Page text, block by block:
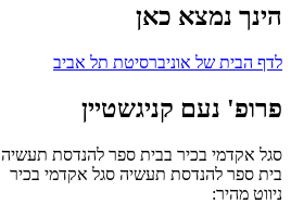
הינך נמצא כאן
לדף הבית של אוניברסיטת תל אביב
פרופ' נעם קניגשטיין
סגל אקדמי בכיר בבית ספר להנדסת תעשיה
בית ספר להנדסת תעשיה סגל אקדמי בכיר
ניווט מהיר: